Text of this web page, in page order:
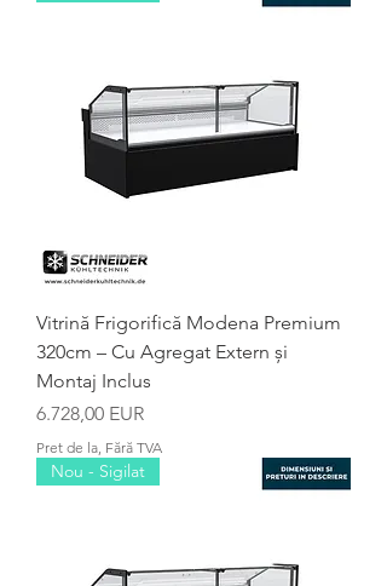
Vitrină Frigorifică Modena Premium
320cm – Cu Agregat Extern și
Montaj Inclus
Preț
6.728,00 EUR
Pret de la, Fără TVA
Nou - Sigilat